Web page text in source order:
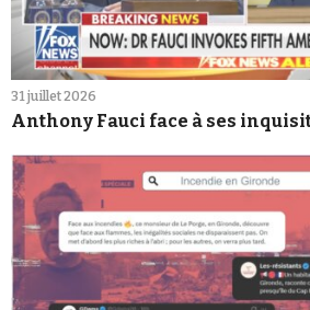
31 juillet 2026
Anthony Fauci face à ses